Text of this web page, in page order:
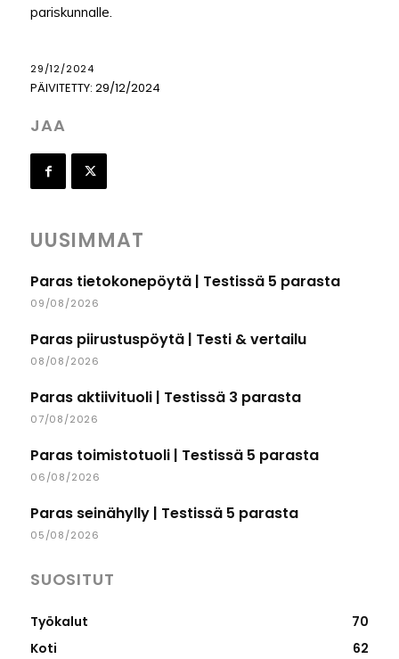
pariskunnalle.
29/12/2024
PÄIVITETTY: 29/12/2024
JAA
UUSIMMAT
Paras tietokonepöytä | Testissä 5 parasta
09/08/2026
Paras piirustuspöytä | Testi & vertailu
08/08/2026
Paras aktiivituoli | Testissä 3 parasta
07/08/2026
Paras toimistotuoli | Testissä 5 parasta
06/08/2026
Paras seinähylly | Testissä 5 parasta
05/08/2026
SUOSITUT
Työkalut
70
Koti
62